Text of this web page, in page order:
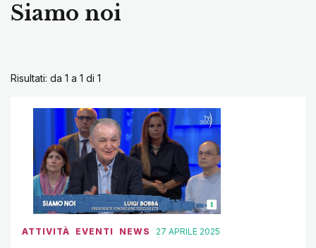
Siamo noi
Risultati: da 1 a 1 di 1
ATTIVITÀ EVENTI NEWS 27 APRILE 2025